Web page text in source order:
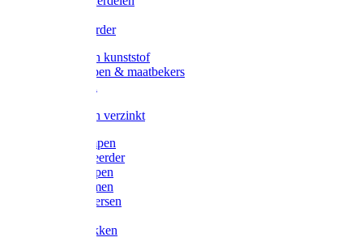
Uieronthaarder
Voerbakken kunststof
Voerscheppen & maatbekers
Voerbakken verzinkt
Warmtelampen
Staartcoupeerder
Biggenkappen
Neuskrammen
Varken diversen
Varkensbakken